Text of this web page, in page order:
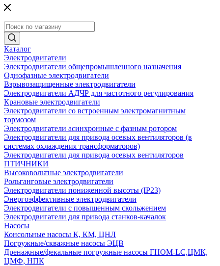
Каталог
Электродвигатели
Электродвигатели общепромышленного назначения
Однофазные электродвигатели
Взрывозащищенные электродвигатели
Электродвигатели АДЧР для частотного регулирования
Крановые электродвигатели
Электродвигатели со встроенным электромагнитным
тормозом
Электродвигатели асинхронные с фазным ротором
Электродвигатели для привода осевых вентиляторов (в
системах охлаждения трансформаторов)
Электродвигатели для привода осевых вентиляторов
ПТИЧНИКИ
Высоковольтные электродвигатели
Рольганговые электродвигатели
Электродвигатели пониженной высоты (IP23)
Энергоэффективные электродвигатели
Электродвигатели с повышенным скольжением
Электродвигатели для привода станков-качалок
Насосы
Консольные насосы К, КМ, ЦНЛ
Погружные/скважные насосы ЭЦВ
Дренажные/фекальные погружные насосы ГНОМ-LC,ЦМК,
ЦМФ, НПК